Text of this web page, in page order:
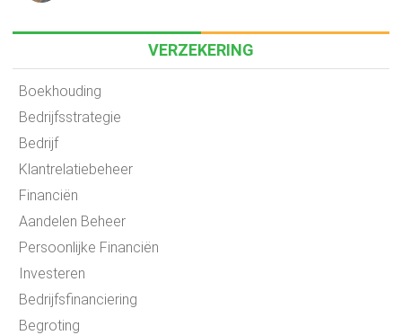
VERZEKERING
Boekhouding
Bedrijfsstrategie
Bedrijf
Klantrelatiebeheer
Financiën
Aandelen Beheer
Persoonlijke Financiën
Investeren
Bedrijfsfinanciering
Begroting